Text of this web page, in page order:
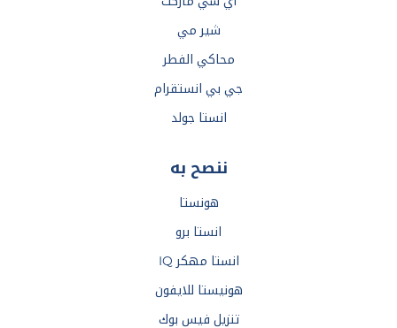
شير مي
محاكي الفطر
جي بي انستقرام
انستا جولد
ننصح به
هونستا
انستا برو
انستا مهكر IQ
هونيستا للايفون
تنزيل فيس بوك